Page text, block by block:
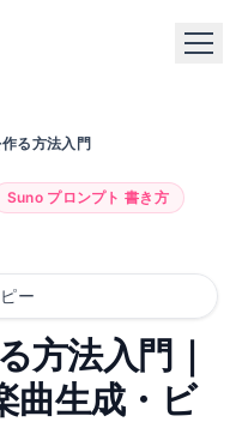
る方法入門
Suno プロンプト 書き方
ー
方法入門｜
曲生成・ビ